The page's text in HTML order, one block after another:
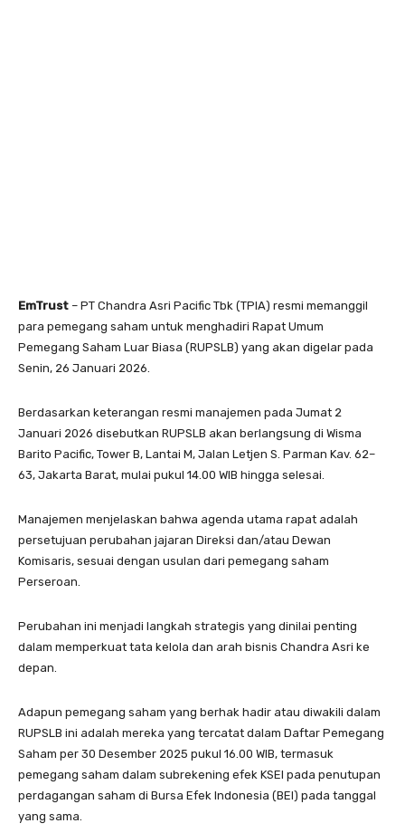
EmTrust – PT Chandra Asri Pacific Tbk (TPIA) resmi memanggil
para pemegang saham untuk menghadiri Rapat Umum
Pemegang Saham Luar Biasa (RUPSLB) yang akan digelar pada
Senin, 26 Januari 2026.
Berdasarkan keterangan resmi manajemen pada Jumat 2
Januari 2026 disebutkan RUPSLB akan berlangsung di Wisma
Barito Pacific, Tower B, Lantai M, Jalan Letjen S. Parman Kav. 62–
63, Jakarta Barat, mulai pukul 14.00 WIB hingga selesai.
Manajemen menjelaskan bahwa agenda utama rapat adalah
persetujuan perubahan jajaran Direksi dan/atau Dewan
Komisaris, sesuai dengan usulan dari pemegang saham
Perseroan.
Perubahan ini menjadi langkah strategis yang dinilai penting
dalam memperkuat tata kelola dan arah bisnis Chandra Asri ke
depan.
Adapun pemegang saham yang berhak hadir atau diwakili dalam
RUPSLB ini adalah mereka yang tercatat dalam Daftar Pemegang
Saham per 30 Desember 2025 pukul 16.00 WIB, termasuk
pemegang saham dalam subrekening efek KSEI pada penutupan
perdagangan saham di Bursa Efek Indonesia (BEI) pada tanggal
yang sama.